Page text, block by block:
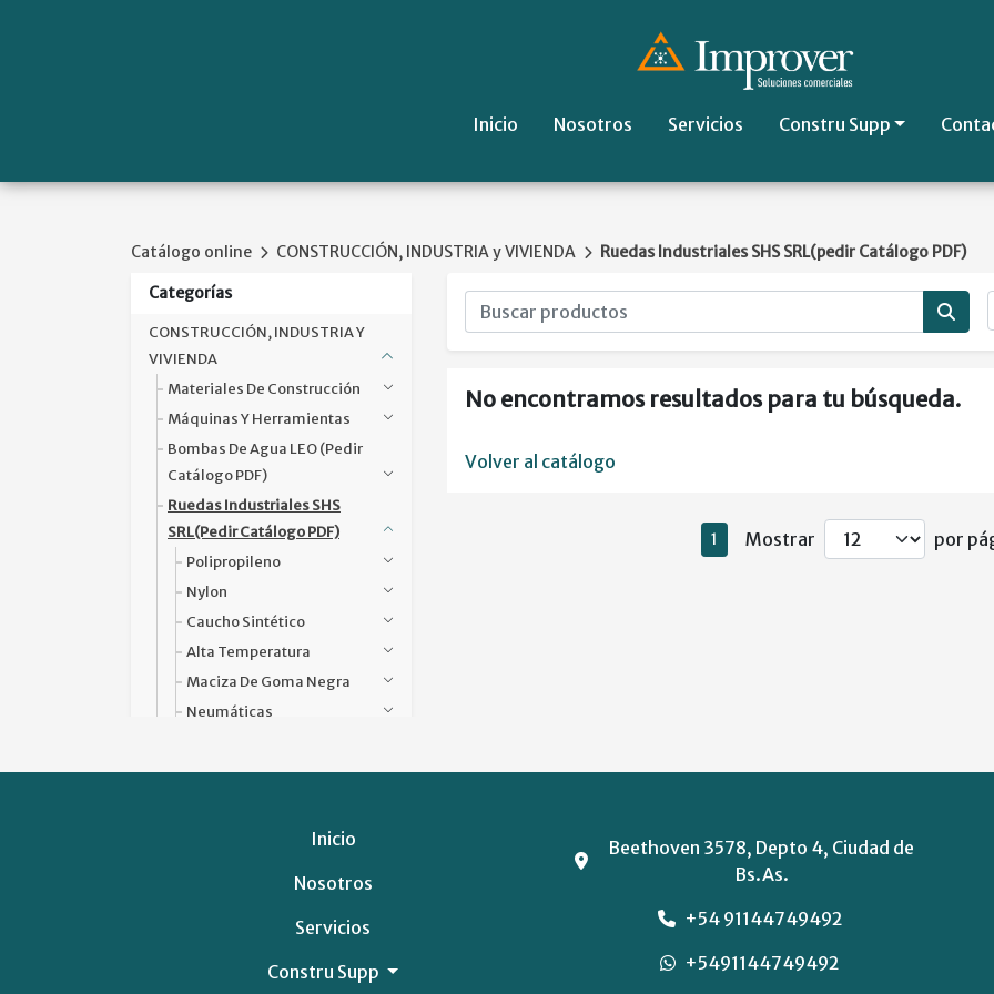
Inicio Nosotros Servicios Constru Supp
Catálogo online CONSTRUCCIÓN, INDUSTRIA y VIVIENDA Ruedas Industriales SHS SRL(pedir Catálogo PDF)
Categorías
CONSTRUCCIÓN, INDUSTRIA Y
VIVIENDA
Materiales De Construcción
Máquinas Y Herramientas
Bombas De Agua LEO (pedir
Catálogo PDF)
Ruedas Industriales SHS
SRL(pedir Catálogo PDF)
Polipropileno
Nylon
Caucho Sintético
Alta Temperatura
Maciza De Goma Negra
Neumáticas
Accesorios
Cortadora De Cesped
Porton De Acero
Sillon De Oficina
No encontramos resultados para tu búsqueda.
Volver al catálogo
1 Mostrar por
Inicio
Nosotros
Servicios
Constru Supp
Beethoven 3578, Depto 4, Ciudad de
Bs.As.
+54 91144749492
+5491144749492